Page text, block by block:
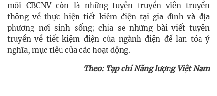
mỗi CBCNV còn là những tuyên truyền viên truyền
thông về thực hiện tiết kiệm điện tại gia đình và địa
phương nơi sinh sống; chia sẻ những bài viết tuyên
truyền về tiết kiệm điện của ngành điện để lan tỏa ý
nghĩa, mục tiêu của các hoạt động.
Theo: Tạp chí Năng lượng Việt Nam